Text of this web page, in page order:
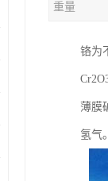
重量
铬为
薄膜
氢气。